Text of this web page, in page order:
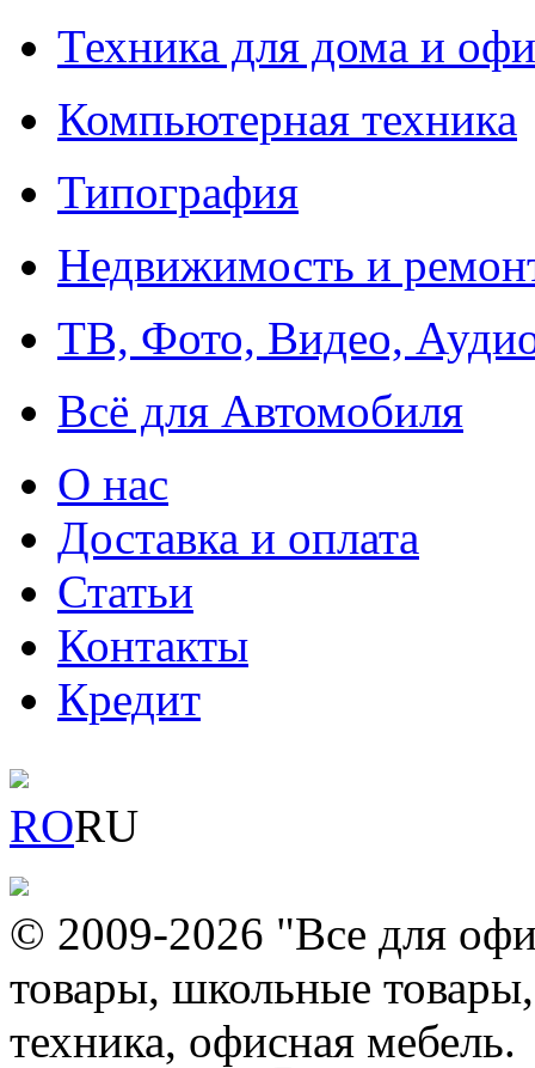
Техника для дома и
Компьютерная техника
Типография
Недвижимость и
ТВ, Фото, Видео,
Всё для Автомобиля
О нас
Доставка и оплата
Статьи
Контакты
Кредит
RORU
© 2009-2026 "Все для
товары, школьные
техника, офисная мебель.